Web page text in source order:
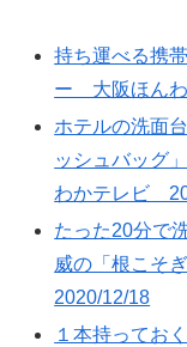
持ち運べる携
ー 大阪ほん
ホテルの洗面
ッシュバッグ
わかテレビ
たった20分で
威の「根こそ
2020/12/18
１本持ってお